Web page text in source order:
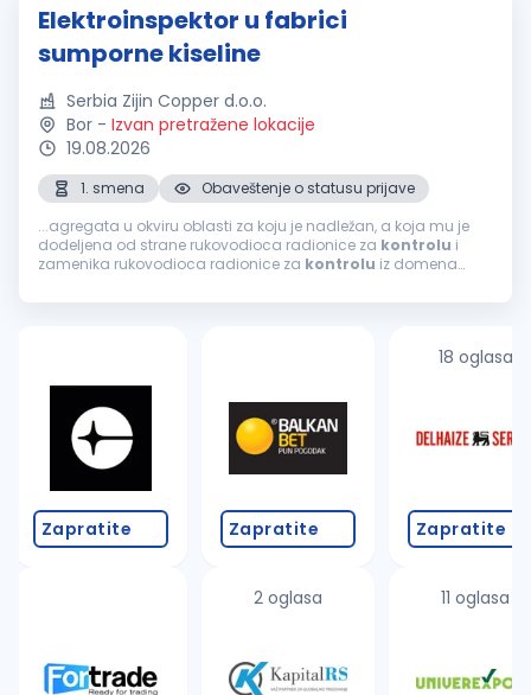
Elektroinspektor u fabrici
sumporne kiseline
Serbia Zijin Copper d.o.o.
Bor - Izvan pretražene lokacije
19.08.2026
1. smena
Obaveštenje o statusu prijave
...agregata u okviru oblasti za koju je nadležan, a koja mu je
dodeljena od strane rukovodioca radionice za kontrolu i
zamenika rukovodioca radionice za kontrolu iz domena
transformatorima u slučaju...
Zapratite Zapratite
2 oglasa
18 oglasa
Zapratite
11 oglasa